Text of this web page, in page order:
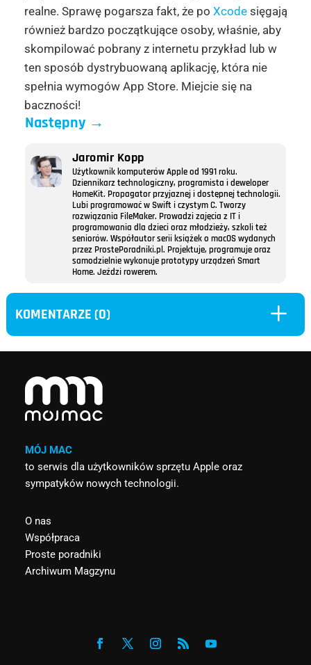
realne. Sprawę pogarsza fakt, że po Xcodesięgają
również bardzo początkujące osoby, właśnie, aby
skompilować pobrany z internetu przykład lub w
ten sposób dystrybuowaną aplikację, która nie
spełnia wymogów App Store. Miejcie się na
baczności!
Następny→
Jaromir Kopp
Użytkownik komputerów Apple od 1991 roku.
Dziennikarz technologiczny, programista i deweloper
HomeKit. Propagator przyjaznej i dostępnej technologii.
Lubi programować w Swift i czystym C. Tworzy
rozwiązania FileMaker. Prowadzi zajęcia z IT i
programowania dla dzieci oraz młodzieży, szkoli też
seniorów. Współautor serii książek o macOS wydanych
przez ProstePoradniki.pl. Projektuje, programuje oraz
samodzielnie wykonuje prototypy urządzeń Smart
Home. Jeździ rowerem.
KOMENTARZE (0) L
MÓJ MAC
to serwis dla użytkowników sprzętu Apple oraz
sympatyków nowych technologii.
O nas
Współpraca
Proste poradniki
Archiwum Magzynu